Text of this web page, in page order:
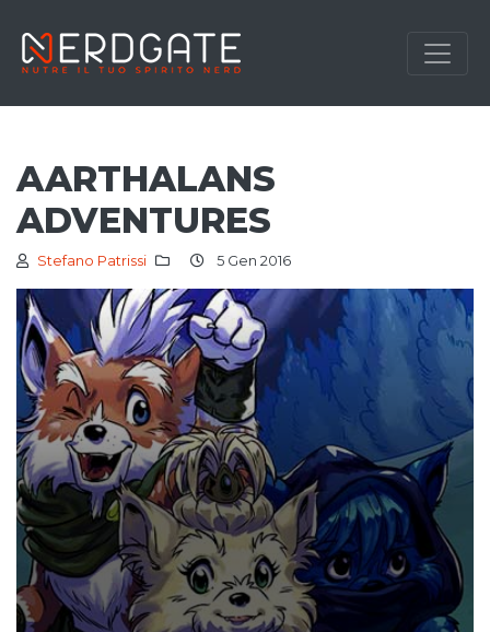
AARTHALANS
ADVENTURES
Stefano Patrissi 5 Gen 2016